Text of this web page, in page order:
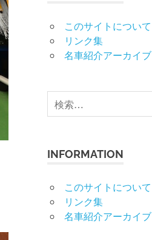
このサイトについて
リンク集
名車紹介アーカイブ
検
索
INFORMATION
このサイトについて
リンク集
名車紹介アーカイブ